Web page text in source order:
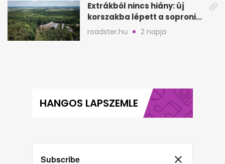
Extrákból nincs hiány: új
korszakba lépett a soproni
Fagus Hotel
roadster.hu 2 napja
HANGOS LAPSZEMLE